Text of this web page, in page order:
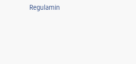
Regulamin